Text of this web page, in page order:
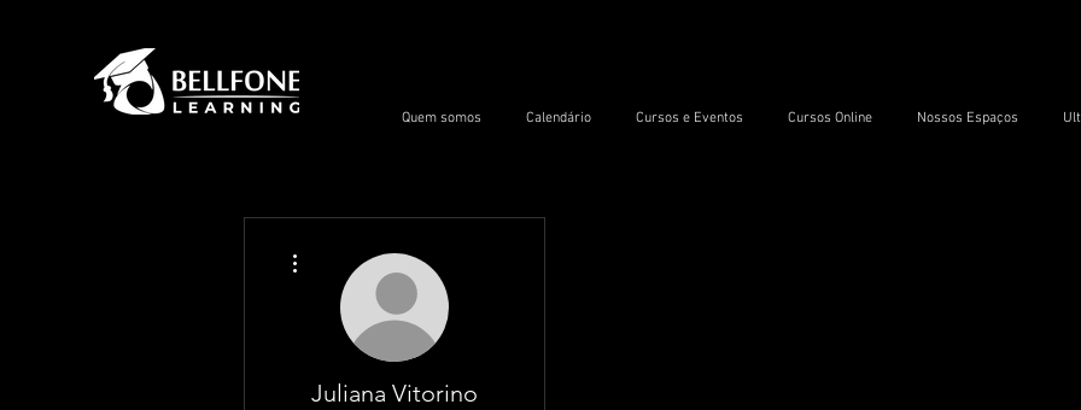
Quem somos Calendário Cursos e Eventos Cursos Online Nossos Espaços
Juliana Vitorino